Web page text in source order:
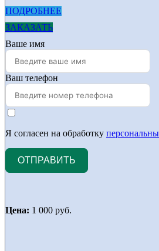
ПОДРОБНЕЕ
ЗАКАЗАТЬ
Ваше имя
Ваш телефон
Я согласен на обработку
ОТПРАВИТЬ
Цена: 1 000 руб.